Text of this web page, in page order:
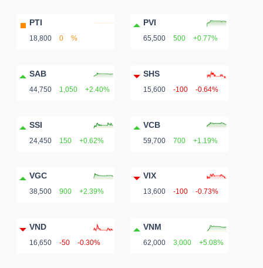
PTI
18,800 0 %
PVI
65,500 500 +0.77%
SAB
44,750 1,050 +2.40%
SHS
15,600 -100 -0.64%
SSI
24,450 150 +0.62%
VCB
59,700 700 +1.19%
VGC
38,500 900 +2.39%
VIX
13,600 -100 -0.73%
VND
16,650 -50 -0.30%
VNM
62,000 3,000 +5.08%